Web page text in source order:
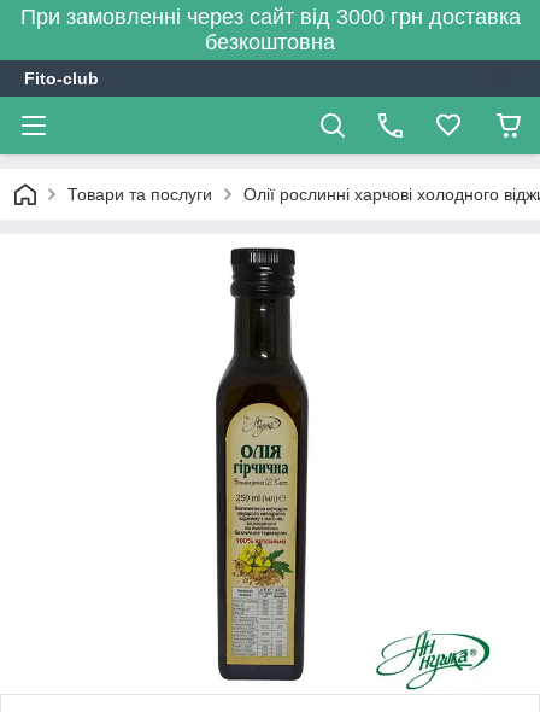
При замовленні через сайт від 3000 грн доставка
безкоштовна
Fito-club
Товари та послуги Олії рослинні харчові холодного